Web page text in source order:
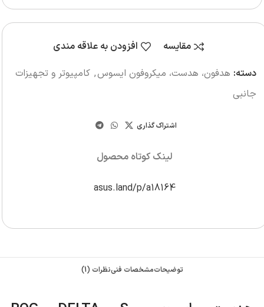
مقایسه
افزودن به علاقه مندی
دسته: هدفون، هدست، میکروفون ایسوس, کامپیوتر و تجهیزات
جانبی
اشتراک گذاری
لینک کوتاه محصول
asus.land/p/a18164
توضیحاتمشخصات فنینظرات (1)